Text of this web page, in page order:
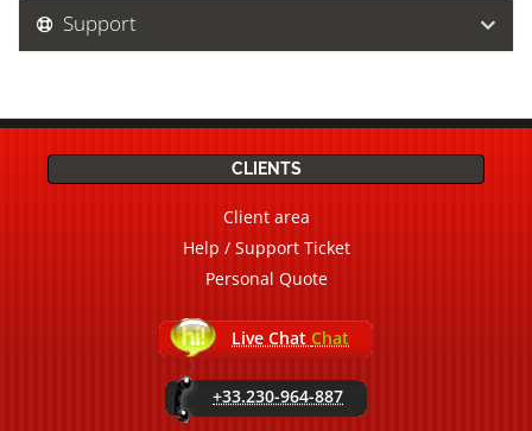
Support
CLIENTS
Client area
Help / Support Ticket
Personal Quote
Live Chat Chat
+33.230-964-887